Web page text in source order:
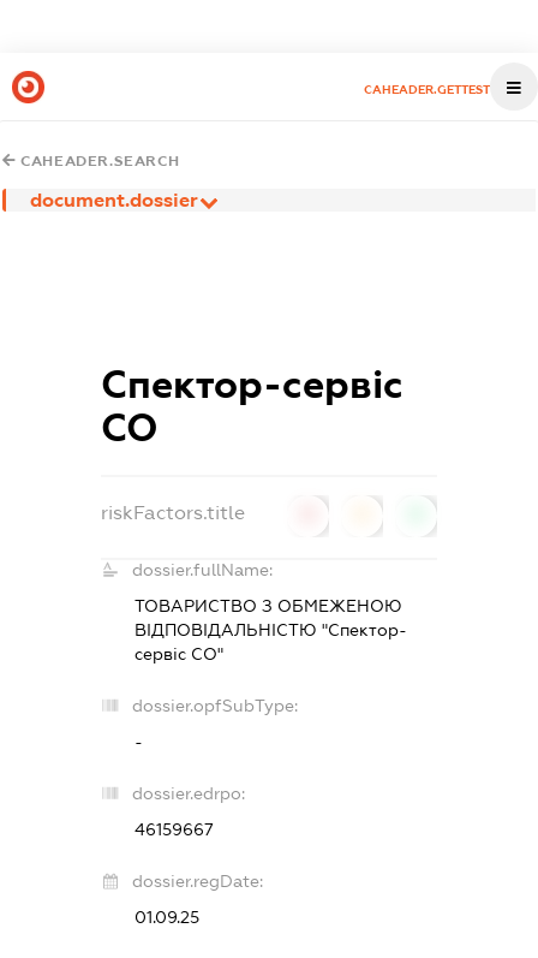
CAHEADER.GETTEST
CAHEADER.SEARCH
document.dossier
Спектор-сервіс
СО
riskFactors.title
dossier.fullName:
ТОВАРИСТВО З ОБМЕЖЕНОЮ
ВІДПОВІДАЛЬНІСТЮ "Спектор-
сервіс СО"
dossier.opfSubType:
-
dossier.edrpo:
46159667
dossier.regDate:
01.09.25